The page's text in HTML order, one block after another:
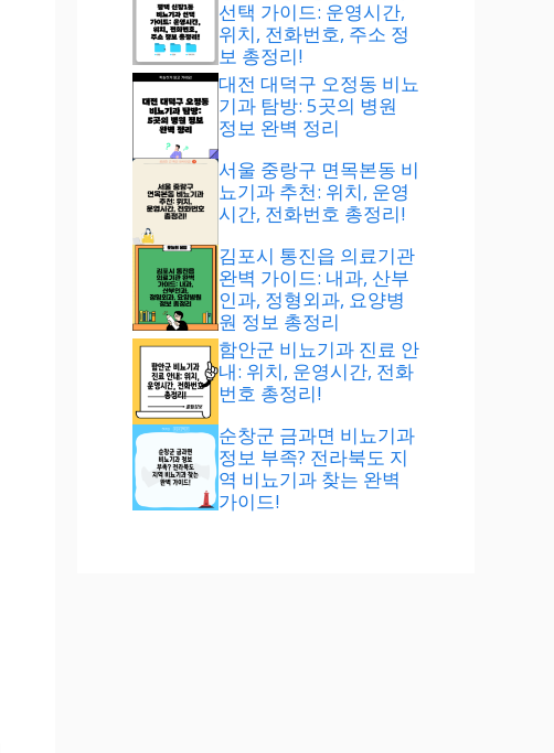
선택 가이드: 운영시간,
위치, 전화번호, 주소 정
보 총정리!
대전 대덕구 오정동 비뇨
기과 탐방: 5곳의 병원
정보 완벽 정리
서울 중랑구 면목본동 비
뇨기과 추천: 위치, 운영
시간, 전화번호 총정리!
김포시 통진읍 의료기관
완벽 가이드: 내과, 산부
인과, 정형외과, 요양병
원 정보 총정리
함안군 비뇨기과 진료 안
내: 위치, 운영시간, 전화
번호 총정리!
순창군 금과면 비뇨기과
정보 부족? 전라북도 지
역 비뇨기과 찾는 완벽
가이드!